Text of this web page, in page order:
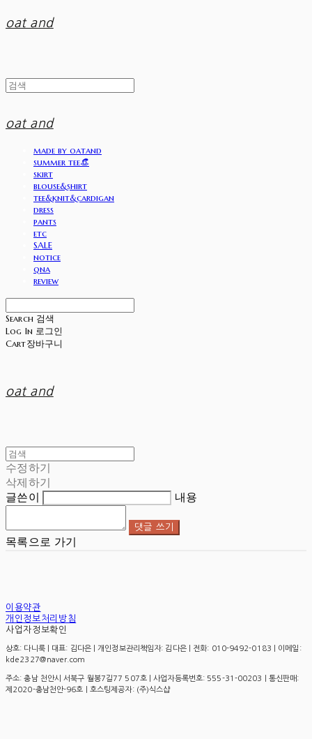
oat and
oat and
made by oatand
summer tee👒
skirt
blouse&shirt
tee&knit&cardigan
dress
pants
etc
SALE
notice
qna
review
Search 검색
Log In 로그인
Cart장바구니
oat and
수정하기
삭제하기
글쓴이
내용
댓글 쓰기
목록으로 가기
이용약관
개인정보처리방침
사업자정보확인
상호: 다니룩 | 대표: 김다은 | 개인정보관리책임자: 김다은 | 전화: 010-9492-0183 | 이메일:
kde2327@naver.com
주소: 충남 천안시 서북구 월봉7길77 507호 | 사업자등록번호: 555-31-00203
| 통신판매:
제2020-충남천안-96호 | 호스팅제공자: (주)식스샵